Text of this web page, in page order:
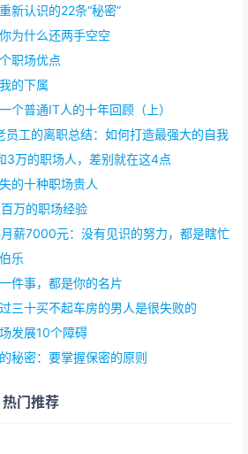
新认识的22条“秘密”
为什么还两手空空
职场优点
的下属
个普通IT人的十年回顾（上）
员工的离职总结：如何打造最强大的自我
3万的职场人，差别就在这4点
的十种职场贵人
万的职场经验
薪7000元：没有见识的努力，都是瞎忙
乐
件事，都是你的名片
三十买不起车房的男人是很失败的
发展10个障碍
秘密：要掌握保密的原则
热门推荐